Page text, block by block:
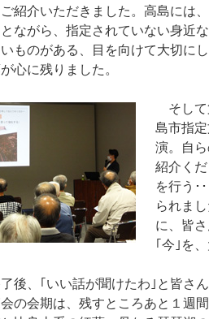
紹介いただきました。高島には
ながら、指定されていない身近
ものがある、目を向けて大切にし
心に残りました。
そし
島市指
演。自
紹介く
を行う･
られま
に、皆
｢今｣を
後、｢いい話が聞けたわ｣と皆さ
の会期は、残すところあと１週